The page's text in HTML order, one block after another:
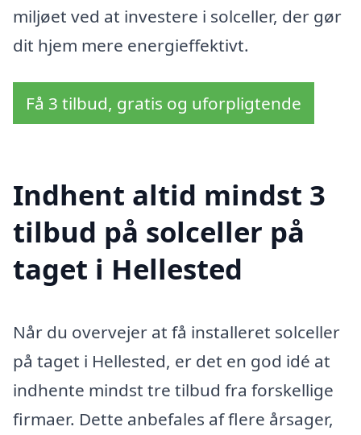
miljøet ved at investere i solceller, der gør
dit hjem mere energieffektivt.
Få 3 tilbud, gratis og uforpligtende
Indhent altid mindst 3
tilbud på solceller på
taget i Hellested
Når du overvejer at få installeret solceller
på taget i Hellested, er det en god idé at
indhente mindst tre tilbud fra forskellige
firmaer. Dette anbefales af flere årsager,